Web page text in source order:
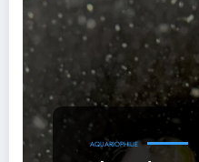
AQUARIOPHILIE